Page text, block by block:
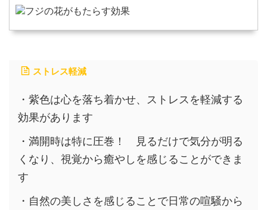
ストレス軽減
・紫色は心を落ち着かせ、ストレスを軽減する
効果があります
・満開時は特に圧巻！
見るだけで気分が明る
く なり、 視覚から癒やし を感じることができま
す
・ 自然の美しさを感じることで日常の喧騒から